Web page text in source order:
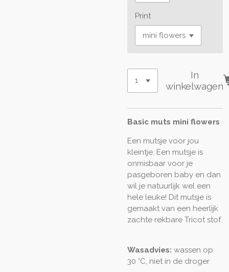
Print
In
winkelwagen
Basic muts mini flowers
Een mutsje voor jou
kleintje. Een mutsje is
onmisbaar voor je
pasgeboren baby en dan
wil je natuurlijk wel een
hele leuke! Dit mutsje is
gemaakt van een heerlijk
zachte rekbare Tricot stof.
Wasadvies: wassen op
30 °C, niet in de droger